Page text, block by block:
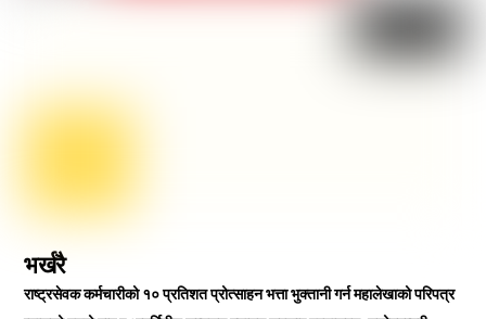
भर्खरै
राष्ट्रसेवक कर्मचारीको १० प्रतिशत प्रोत्साहन भत्ता भुक्तानी गर्न महालेखाको परिपत्र